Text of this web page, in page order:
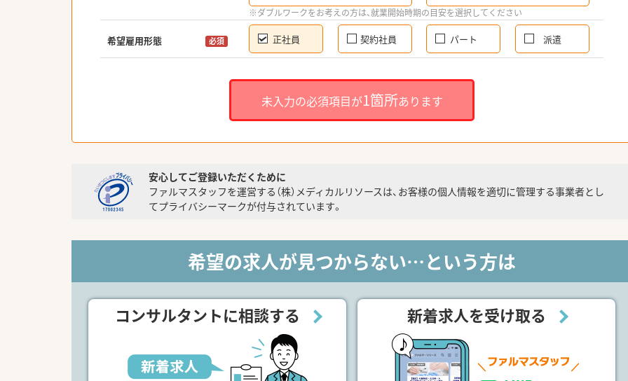
※ダブルワークをお考えの方は、就業開始時期の目安を選択してください
希望雇用形態 必須 正社員 契約社員 パート 派遣
未入力の必須項目が1箇所あります
安心してご登録いただくために
ファルマスタッフを運営する（株）メディカルリソースは、お客様の個人情報を適切に管理する事業者とし
てプライバシーマークが付与されています。
希望の求人が見つからない…という方は
コンサルタントに相談する 新着求人を受け取る